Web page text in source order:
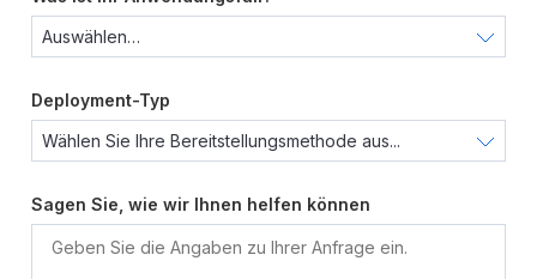
Deployment-Typ
Sagen Sie, wie wir Ihnen helfen können